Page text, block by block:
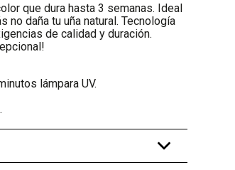
que dura hasta 3 semanas. Ideal
no daña tu uña natural. Tecnología
de calidad y duración.
lámpara UV.
+